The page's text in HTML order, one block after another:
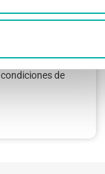
19, es un
que cumplir con
de